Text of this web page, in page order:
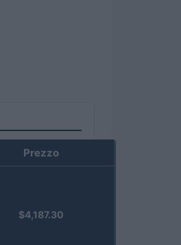
Prezzo
$4,187.30